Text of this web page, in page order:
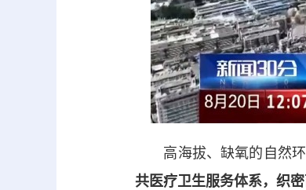
高海拔、缺氧的自然环
共医疗卫生服务体系，织密